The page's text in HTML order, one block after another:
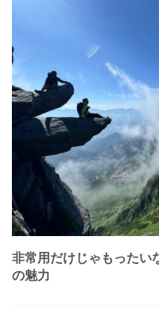
非常用だけじゃもったい
の魅力